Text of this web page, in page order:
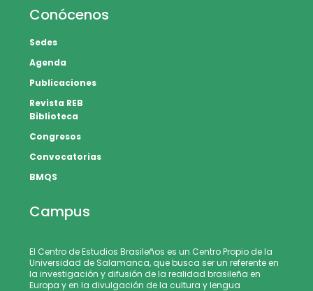
Conócenos
Sedes
Agenda
Publicaciones
Revista REB
Biblioteca
Congresos
Convocatorias
BMQS
Campus
El Centro de Estudios Brasileños es un Centro Propio de la
Universidad de Salamanca, que busca ser un referente en
la investigación y difusión de la realidad brasileña en
Europa y en la divulgación de la cultura y lengua